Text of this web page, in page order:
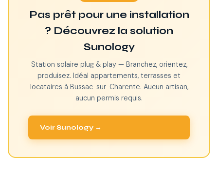
Pas prêt pour une installation
? Découvrez la solution
Sunology
Station solaire plug & play — Branchez, orientez,
produisez. Idéal appartements, terrasses et
locataires à Bussac-sur-Charente. Aucun artisan,
aucun permis requis.
Voir Sunology →